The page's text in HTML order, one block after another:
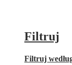
Filtruj
Filtruj